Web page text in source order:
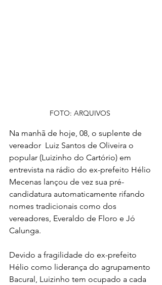
FOTO: ARQUIVOS
Na manhã de hoje, 08, o suplente de
vereador  Luiz Santos de Oliveira o
popular (Luizinho do Cartório) em
entrevista na rádio do ex-prefeito Hélio
Mecenas lançou de vez sua pré-
candidatura automaticamente rifando
nomes tradicionais como dos
vereadores, Everaldo de Floro e Jó
Calunga.
Devido a fragilidade do ex-prefeito
Hélio como liderança do agrupamento
Bacural, Luizinho tem ocupado a cada